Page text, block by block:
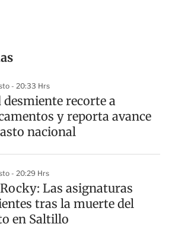
- 20:33 Hrs
desmiente recorte a
y reporta avance
nacional
- 20:29 Hrs
Las asignaturas
tras la muerte del
en Saltillo